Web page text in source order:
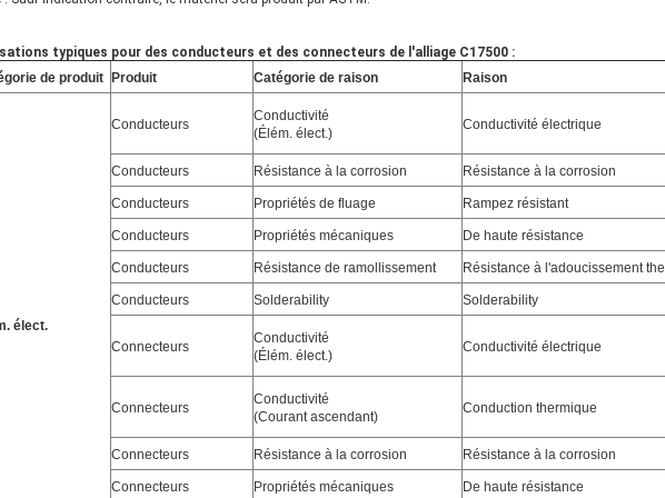
typiques pour des conducteurs et des connecteurs de l'alliage C17500 :
de produit
Produit Catégorie de raison Raison
élect.
Conducteurs
Conductivité
(Élém. élect.)
Conductivité électrique
Conducteurs Résistance à la corrosion Résistance à la corrosion
Conducteurs Propriétés de fluage Rampez résistant
Conducteurs Propriétés mécaniques De haute résistance
Conducteurs Résistance de ramollissement Résistance à l'adoucissement
Conducteurs Solderability Solderability
Connecteurs
Conductivité
(Élém. élect.)
Conductivité électrique
Connecteurs
Conductivité
(Courant ascendant)
Conduction thermique
Connecteurs Résistance à la corrosion Résistance à la corrosion
Connecteurs Propriétés mécaniques De haute résistance